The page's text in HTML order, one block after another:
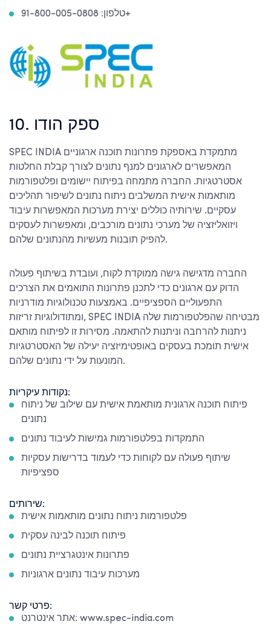
טלפון: 91-800-005-0808+
10. ספק הודו
SPEC INDIA מתמקדת באספקת פתרונות תוכנה ארגוניים
המאפשרים לארגונים למנף נתונים לצורך קבלת החלטות
אסטרטגיות. החברה מתמחה בפיתוח יישומים ופלטפורמות
מותאמות אישית המשלבים ניתוח נתונים לשיפור תהליכים
עסקיים. שירותיה כוללים יצירת מערכות המאפשרות עיבוד
ויזואליזציה של מערכי נתונים מורכבים, ומאפשרות לעסקים
להפיק תובנות מעשיות מהנתונים שלהם.
החברה מדגישה גישה ממוקדת לקוח, ועובדת בשיתוף פעולה
הדוק עם ארגונים כדי לתכנן פתרונות התואמים את הצרכים
התפעוליים הספציפיים. באמצעות טכנולוגיות מודרניות
ומתודולוגיות זריזות, SPEC INDIA מבטיחה שהפלטפורמות שלה
ניתנות להרחבה וניתנות להתאמה. מסירות זו לפיתוח מותאם
אישית תומכת בעסקים באופטימיזציה יעילה של האסטרטגיות
המונעות על ידי נתונים שלהם.
נקודות עיקריות:
פיתוח תוכנה ארגונית מותאמת אישית עם שילוב של ניתוח
נתונים
התמקדות בפלטפורמות גמישות לעיבוד נתונים
שיתוף פעולה עם לקוחות כדי לעמוד בדרישות עסקיות
ספציפיות
שירותים:
פלטפורמות ניתוח נתונים מותאמות אישית
פיתוח תוכנה לבינה עסקית
פתרונות אינטגרציית נתונים
מערכות עיבוד נתונים ארגוניות
פרטי קשר:
אתר אינטרנט: www.spec-india.com